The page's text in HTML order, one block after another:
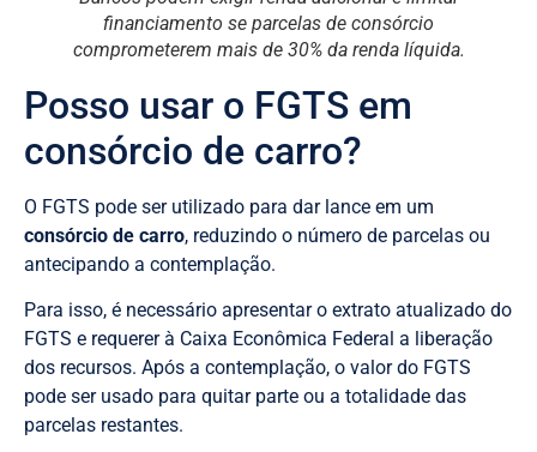
financiamento se parcelas de consórcio
comprometerem mais de 30% da renda líquida.
Posso usar o FGTS em
consórcio de carro?
O FGTS pode ser utilizado para dar lance em um
consórcio de carro, reduzindo o número de parcelas ou
antecipando a contemplação.
Para isso, é necessário apresentar o extrato atualizado do
FGTS e requerer à Caixa Econômica Federal a liberação
dos recursos. Após a contemplação, o valor do FGTS
pode ser usado para quitar parte ou a totalidade das
parcelas restantes.